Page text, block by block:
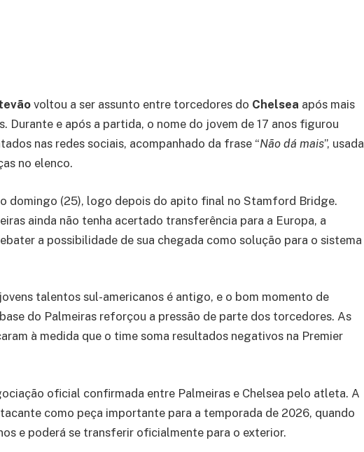
voltou a ser assunto entre torcedores do Chelsea após mais
Durante e após a partida, o nome do jovem de 17 anos figurou
nas redes sociais, acompanhado da frase “Não dá mais”, usada
no elenco.
domingo (25), logo depois do apito final no Stamford Bridge.
ainda não tenha acertado transferência para a Europa, a
a possibilidade de sua chegada como solução para o sistema
talentos sul-americanos é antigo, e o bom momento de
do Palmeiras reforçou a pressão de parte dos torcedores. As
à medida que o time soma resultados negativos na Premier
oficial confirmada entre Palmeiras e Chelsea pelo atleta. A
como peça importante para a temporada de 2026, quando
e poderá se transferir oficialmente para o exterior.